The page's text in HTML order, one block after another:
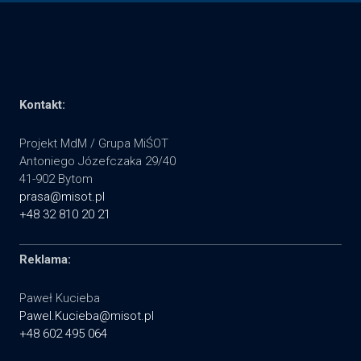
Kontakt:
Projekt MdM / Grupa MiŚOT
Antoniego Józefczaka 29/40
41-902 Bytom
prasa@misot.pl
+48 32 810 20 21
Reklama:
Paweł Kucieba
Pawel.Kucieba@misot.pl
+48 602 495 064